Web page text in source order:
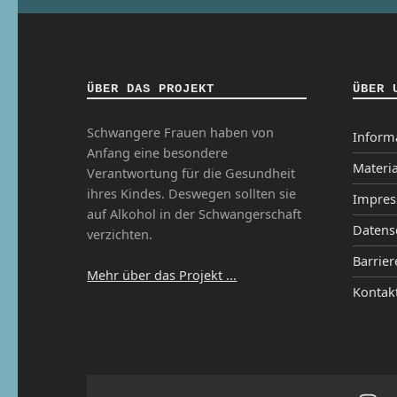
ÜBER DAS PROJEKT
Schwangere Frauen haben von
Anfang eine besondere
Verantwortung für die Gesundheit
ihres Kindes. Deswegen sollten sie
auf Alkohol in der Schwangerschaft
verzichten.
Mehr über das Projekt ...
ÜBER